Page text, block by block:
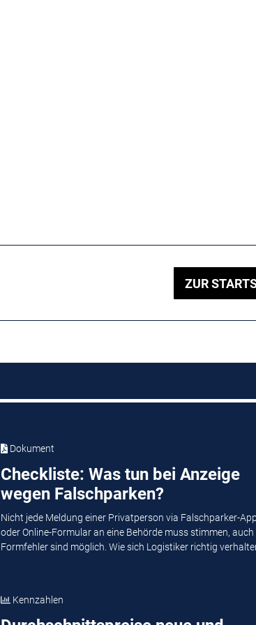
ZUR
Dokument
Checkliste: Was tun bei Anzeige
wegen Falschparken?
Nicht jede Meldung einer Privatperson via Falschparker-
oder Online-Formular an eine Behörde muss stimmen, auch
Formfehler sind möglich. Wie sich Logistiker richtig
Kennzahlen